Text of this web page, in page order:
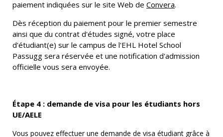
paiement indiquées sur le site Web de Convera.
Dès réception du paiement pour le premier semestre
ainsi que du contrat d'études signé, votre place
d'étudiant(e) sur le campus de l'EHL Hotel School
Passugg sera réservée et une notification d'admission
officielle vous sera envoyée.
Étape 4 : demande de visa pour les étudiants hors
UE/AELE
Vous pouvez effectuer une demande de visa étudiant grâce à